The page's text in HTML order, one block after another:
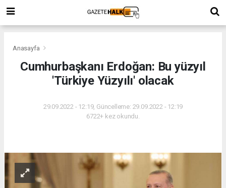
Anasayfa
Cumhurbaşkanı Erdoğan: Bu yüzyıl
'Türkiye Yüzyılı' olacak
29.09.2022 - 12:19, Güncelleme: 29.09.2022 - 12:19
6722+ kez okundu.